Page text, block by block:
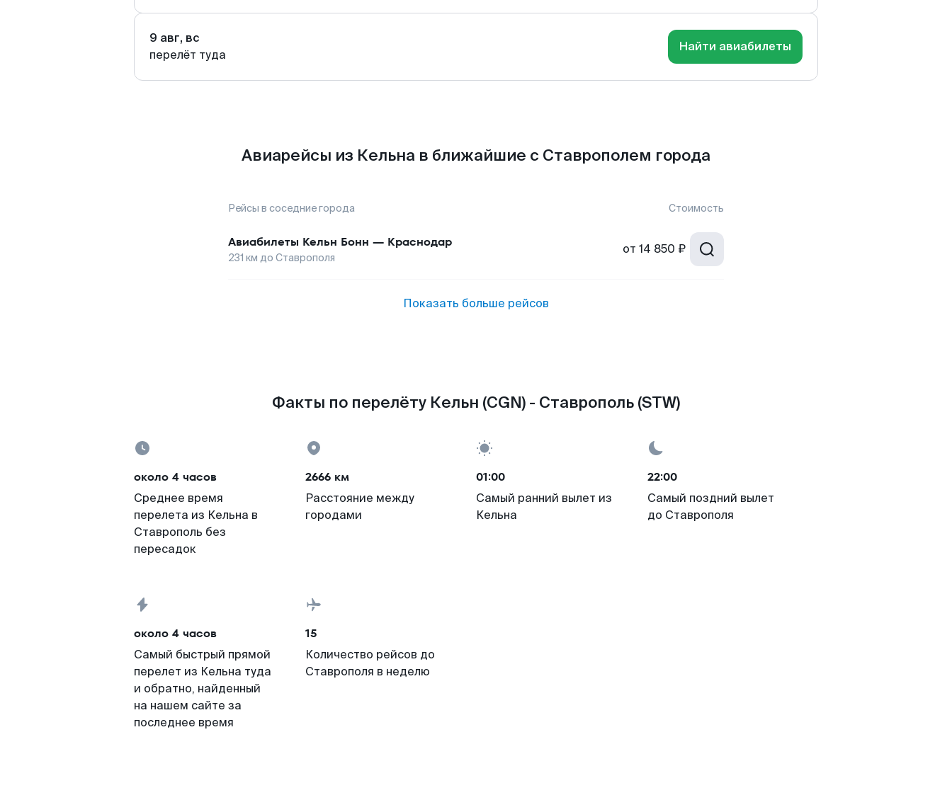
9 авг, вс
перелёт туда
Найти авиабилеты
Авиарейсы из Кельна в ближайшие с Ставрополем города
Рейсы в соседние города Стоимость
Авиабилеты Кельн Бонн — Краснодар
231 км до Ставрополя
от 14 850 ₽
Показать больше рейсов
Факты по перелёту Кельн (CGN) - Ставрополь (STW)
около 4 часов
Среднее время
перелета из Кельна в
Ставрополь без
пересадок
2666 км
Расстояние между
городами
01:00
Самый ранний вылет из
Кельна
22:00
Самый поздний вылет
до Ставрополя
около 4 часов
Самый быстрый прямой
перелет из Кельна туда
и обратно, найденный
на нашем сайте за
последнее время
15
Количество рейсов до
Ставрополя в неделю